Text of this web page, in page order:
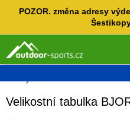
POZOR. změna adresy
Domů
Velikostní tabulka